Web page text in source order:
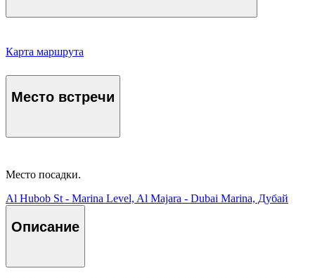
Карта маршрута
Место встречи
Место посадки.
Al Hubob St - Marina Level, Al Majara - Dubai Marina, Дубай
Описание